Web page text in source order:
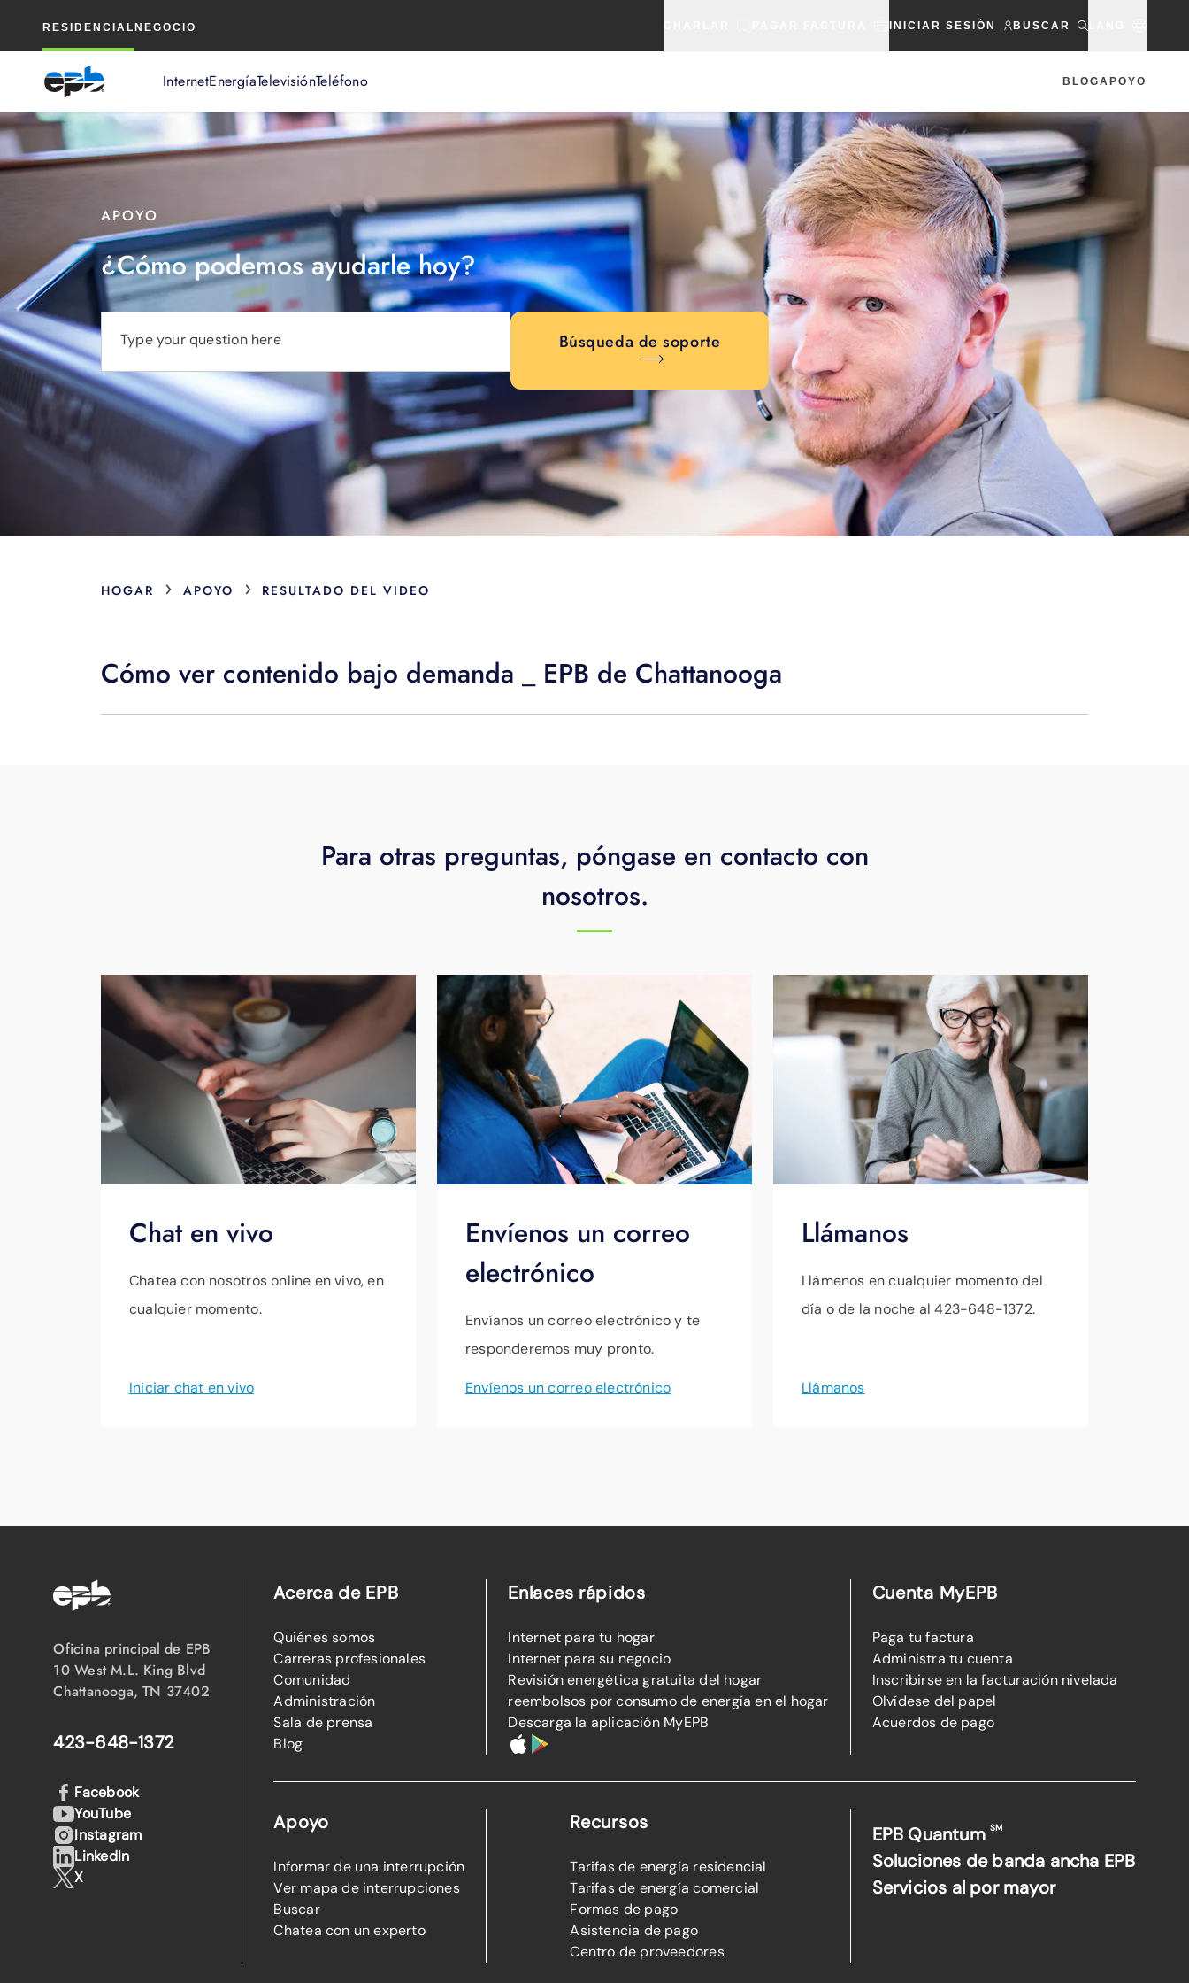
RESIDENCIAL NEGOCIO INICIAR SESIÓN BUSCAR
InternetEnergíaTelevisiónTeléfono BLOGAPOYO
principal
APOYO
¿Cómo podemos ayudarle hoy?
Type your question here Búsqueda de soporte
HOGAR › APOYO › RESULTADO DEL VIDEO
Cómo ver contenido bajo demanda _ EPB de Chattanooga
Para otras preguntas, póngase en contacto con
nosotros.
Chat en vivo
Chatea con nosotros online en vivo, en
cualquier momento.
Iniciar chat en vivo
Envíenos un correo
electrónico
Envíanos un correo electrónico y te
responderemos muy pronto.
Envíenos un correo electrónico
Llámanos
Llámenos en cualquier momento del
día o de la noche al 423-648-1372.
Llámanos
Oficina principal de EPB
10 West M.L. King Blvd
Chattanooga, TN 37402
423-648-1372
Acerca de EPB
Quiénes somos
Carreras profesionales
Comunidad
Administración
Sala de prensa
Blog
Enlaces rápidos
Internet para tu hogar
Internet para su negocio
Revisión energética gratuita del hogar
reembolsos por consumo de energía en el hogar
Descarga la aplicación MyEPB
Cuenta MyEPB
Paga tu factura
Administra tu cuenta
Inscribirse en la facturación nivelada
Olvídese del papel
Acuerdos de pago
Apoyo
Informar de una interrupción
Ver mapa de interrupciones
Buscar
Chatea con un experto
Recursos
Tarifas de energía residencial
Tarifas de energía comercial
Formas de pago
Asistencia de pago
Centro de proveedores
EPB QuantumSM
Soluciones de banda ancha EPB
Servicios al por mayor
Facebook
YouTube
Instagram
LinkedIn
X